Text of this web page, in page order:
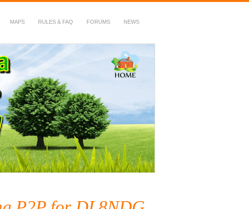
MAPS RULES & FAQ FORUMS NEWS